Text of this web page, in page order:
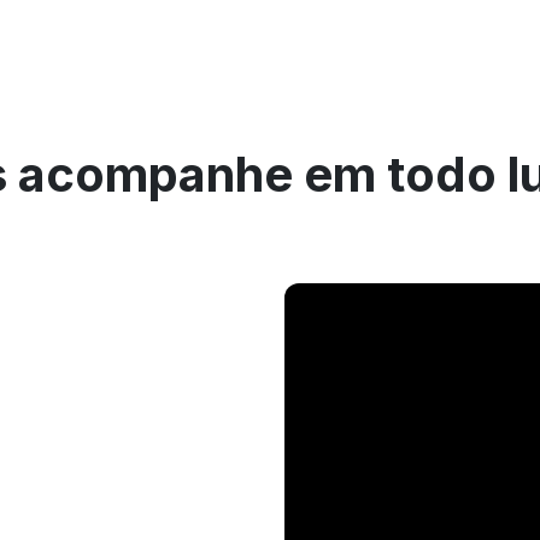
acompanhe em todo